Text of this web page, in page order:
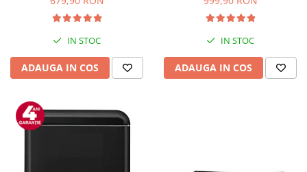
IN STOC
ADAUGA IN COS
IN STOC
ADAUGA IN COS